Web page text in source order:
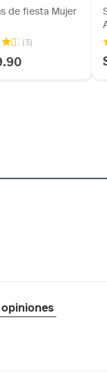
de fiesta Mujer
(3)